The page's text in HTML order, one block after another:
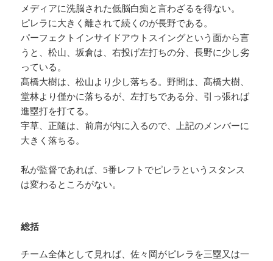
メディアに洗脳された低脳白痴と言わざるを得ない。
ピレラに大きく離されて続くのが長野である。
パーフェクトインサイドアウトスイングという面から言
うと、松山、坂倉は、右投げ左打ちの分、長野に少し劣
っている。
髙橋大樹は、松山より少し落ちる。野間は、髙橋大樹、
堂林より僅かに落ちるが、左打ちである分、引っ張れば
進塁打を打てる。
宇草、正隨は、前肩が内に入るので、上記のメンバーに
大きく落ちる。
私が監督であれば、5番レフトでピレラというスタンス
は変わるところがない。
総括
チーム全体として見れば、佐々岡がピレラを三塁又は一